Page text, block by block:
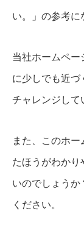
い。」の参考に
当社ホームペー
に少しでも近づ
チャレンジして
また、このホ
たほうがわかり
いのでしょうか
ください。